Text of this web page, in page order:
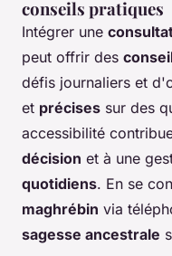
conseils pratiques
Intégrer une
peut offrir des
défis journaliers et
et précises sur des
accessibilité
décision et à une
quotidiens. En se
maghrébin via
sagesse ancestrale